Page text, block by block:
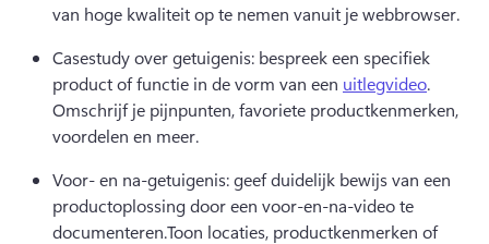
van hoge kwaliteit op te nemen vanuit je webbrowser.
Casestudy over getuigenis: bespreek een specifiek
product of functie in de vorm van een uitlegvideo.
Omschrijf je pijnpunten, favoriete productkenmerken,
voordelen en meer.
Voor- en na-getuigenis: geef duidelijk bewijs van een
productoplossing door een voor-en-na-video te
documenteren.Toon locaties, productkenmerken of